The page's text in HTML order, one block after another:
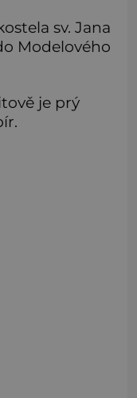
sv. Jana
Modelového
je prý